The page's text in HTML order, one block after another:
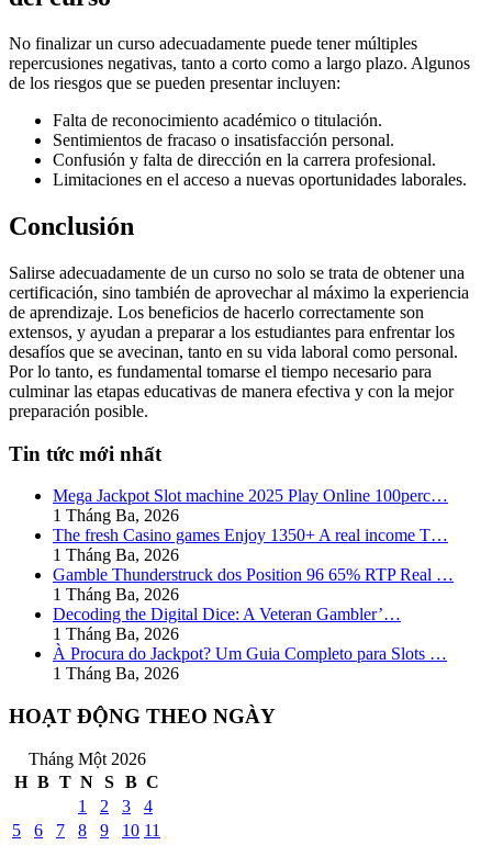
No finalizar un curso adecuadamente puede tener múltiples
repercusiones negativas, tanto a corto como a largo plazo. Algunos
de los riesgos que se pueden presentar incluyen:
Falta de reconocimiento académico o titulación.
Sentimientos de fracaso o insatisfacción personal.
Confusión y falta de dirección en la carrera profesional.
Limitaciones en el acceso a nuevas oportunidades laborales.
Conclusión
Salirse adecuadamente de un curso no solo se trata de obtener una
certificación, sino también de aprovechar al máximo la experiencia
de aprendizaje. Los beneficios de hacerlo correctamente son
extensos, y ayudan a preparar a los estudiantes para enfrentar los
desafíos que se avecinan, tanto en su vida laboral como personal.
Por lo tanto, es fundamental tomarse el tiempo necesario para
culminar las etapas educativas de manera efectiva y con la mejor
preparación posible.
Tin tức mới nhất
Mega Jackpot Slot machine 2025 Play Online 100perc…
1 Tháng Ba, 2026
The fresh Casino games Enjoy 1350+ A real income T…
1 Tháng Ba, 2026
Gamble Thunderstruck dos Position 96 65% RTP Real …
1 Tháng Ba, 2026
Decoding the Digital Dice: A Veteran Gambler’…
1 Tháng Ba, 2026
À Procura do Jackpot? Um Guia Completo para Slots …
1 Tháng Ba, 2026
HOẠT ĐỘNG THEO NGÀY
Tháng Một 2026
H B T N S B C
1
2 3
4
5
6 7 8 9 10 11